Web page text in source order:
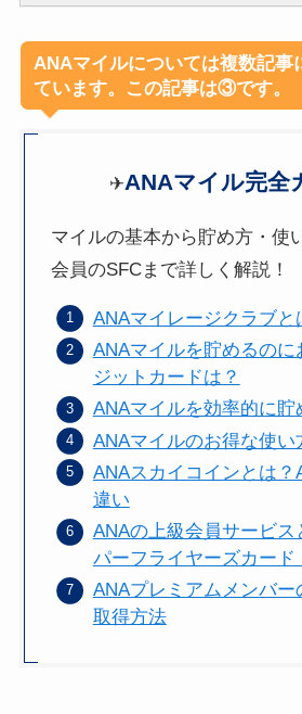
ANAマイルについては複数記事
ています。この記事は③です。
✈ANAマイル完全
マイルの基本から貯め方・使
会員のSFCまで詳しく解説！
ANAマイレージクラブと
ANAマイルを貯めるのに
ジットカードは？
ANAマイルを効率的に貯
ANAマイルのお得な使い
ANAスカイコインとは？
違い
ANAの上級会員サービス
パーフライヤーズカード
ANAプレミアムメンバー
取得方法